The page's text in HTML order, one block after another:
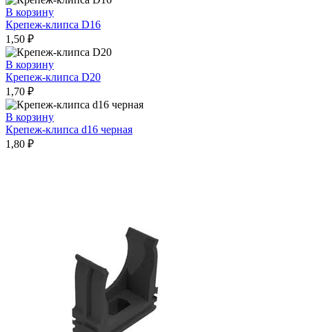
В корзину
Крепеж-клипса D16
1,50 ₽
В корзину
Крепеж-клипса D20
1,70 ₽
В корзину
Крепеж-клипса d16 черная
1,80 ₽